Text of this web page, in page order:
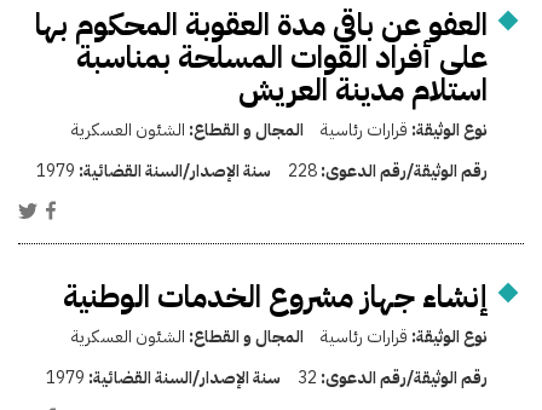
العفو عن باقي مدة العقوبة المحكوم بها
على أفراد القوات المسلحة بمناسبة
استلام مدينة العريش
نوع الوثيقة: قرارات رئاسية المجال و القطاع: الشئون العسكرية
رقم الوثيقة/رقم الدعوى:228 سنة الإصدار/السنة القضائية: 1979
إنشاء جهاز مشروع الخدمات الوطنية
نوع الوثيقة: قرارات رئاسية المجال و القطاع: الشئون العسكرية
رقم الوثيقة/رقم الدعوى: 32 سنة الإصدار/السنة القضائية: 1979